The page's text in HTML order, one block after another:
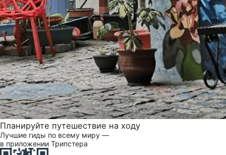
Планируйте путешествие на ходу
Лучшие гиды по всему миру —
в приложении Трипстера